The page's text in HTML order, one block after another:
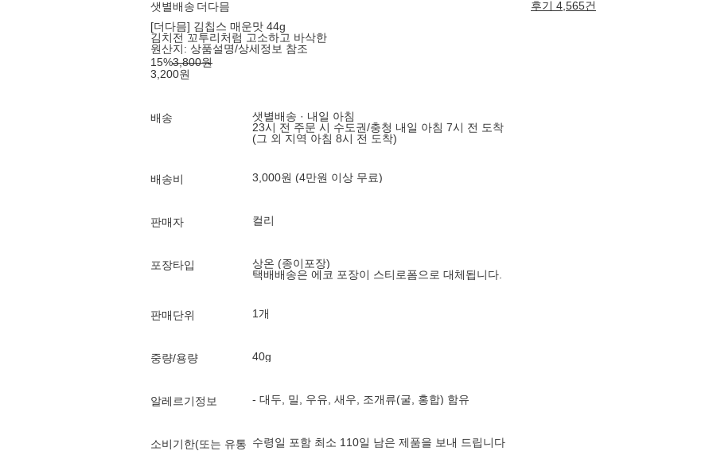
샛별배송 더다믐
후기 4,565건
[더다믐] 김칩스 매운맛 44g
김치전 꼬투리처럼 고소하고 바삭한
원산지: 상품설명/상세정보 참조
15%3,800원
3,200원
배송
샛별배송 · 내일 아침
23시 전 주문 시 수도권/충청 내일 아침 7시 전 도착
(그 외 지역 아침 8시 전 도착)
배송비 3,000원 (4만원 이상 무료)
판매자 컬리
포장타입
상온 (종이포장)
택배배송은 에코 포장이 스티로폼으로 대체됩니다.
판매단위 1개
중량/용량 40g
알레르기정보 - 대두, 밀, 우유, 새우, 조개류(굴, 홍합) 함유
소비기한(또는 유통 수령일 포함 최소 110일 남은 제품을 보내 드립니다